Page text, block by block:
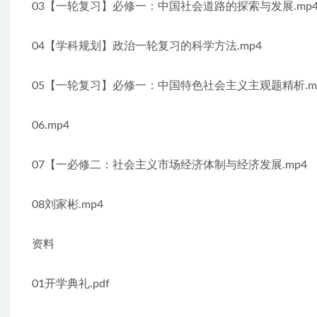
03【一轮复习】必修一：中国社会道路的探索与发展
04【学科规划】政治一轮复习的科学方法.mp4
05【一轮复习】必修一：中国特色社会主义主观题精析
06.mp4
07【一必修二：社会主义市场经济体制与经济发展.mp4
08刘家彬.mp4
资料
01开学典礼.pdf